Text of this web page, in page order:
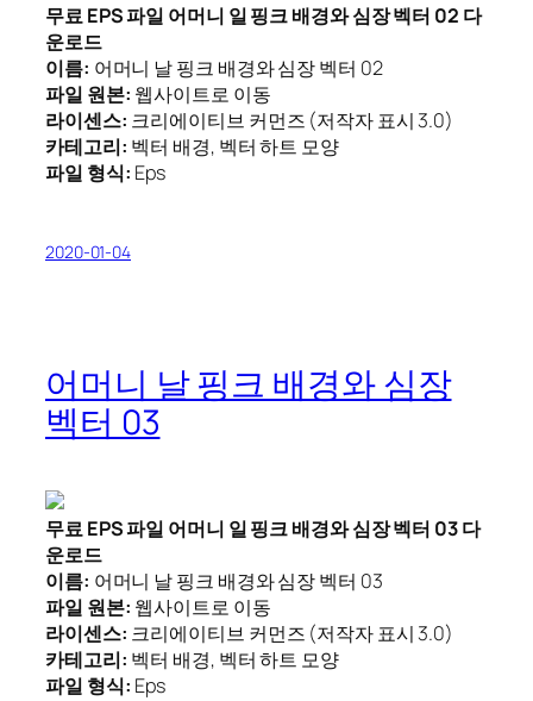
무료 EPS 파일 어머니 일 핑크 배경와 심장 벡터 02 다
운로드
이름: 어머니 날 핑크 배경와 심장 벡터 02
파일 원본: 웹사이트로 이동
라이센스: 크리에이티브 커먼즈 (저작자 표시 3.0)
카테고리: 벡터 배경, 벡터 하트 모양
파일 형식: Eps
2020-01-04
어머니 날 핑크 배경와 심장
벡터 03
무료 EPS 파일 어머니 일 핑크 배경와 심장 벡터 03 다
운로드
이름: 어머니 날 핑크 배경와 심장 벡터 03
파일 원본: 웹사이트로 이동
라이센스: 크리에이티브 커먼즈 (저작자 표시 3.0)
카테고리: 벡터 배경, 벡터 하트 모양
파일 형식: Eps